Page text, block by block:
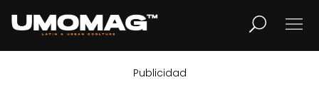
LIFESTYLE
Publicidad